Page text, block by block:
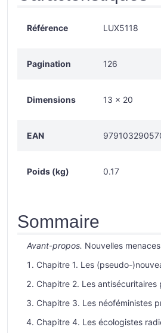
Référence LUX5118
Pagination 126
Dimensions 13 × 20
EAN
Poids (kg) 0.17
Sommaire
Avant-propos. Nouvelles menaces
Chapitre 1. Les (pseudo-
Chapitre 2. Les antisécuritaires
Chapitre 3. Les néoféministes
Chapitre 4. Les écologistes